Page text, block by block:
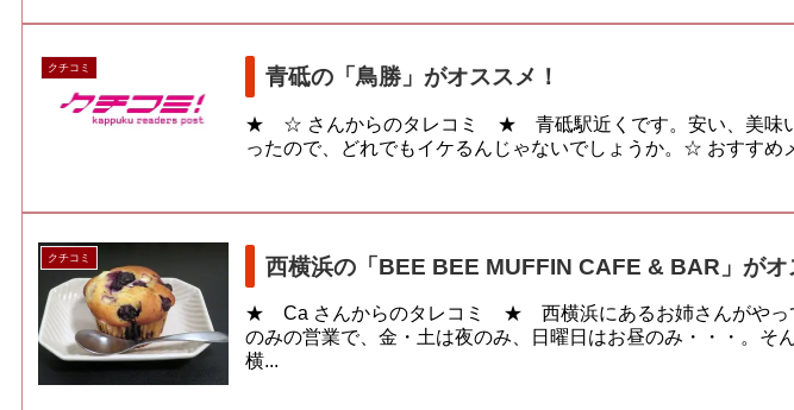
クチコミ 青砥の「鳥勝」がオススメ！
★ ☆ さんからのタレコミ ★ 青砥駅近くです。安い、美味い
ったので、どれでもイケるんじゃないでしょうか。☆ おすす
クチコミ 西横浜の「BEE BEE MUFFIN CAFE & BAR」がオ
★ Ca さんからのタレコミ ★ 西横浜にあるお姉さんがやっ
のみの営業で、金・土は夜のみ、日曜日はお昼のみ・・・。そ
横...